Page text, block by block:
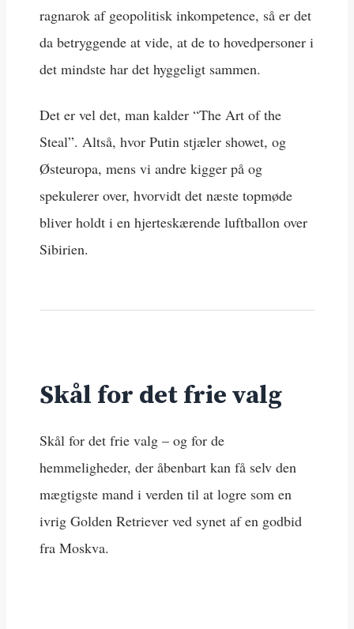
ragnarok af geopolitisk inkompetence, så er det
da betryggende at vide, at de to hovedpersoner i
det mindste har det hyggeligt sammen.
Det er vel det, man kalder “The Art of the
Steal”. Altså, hvor Putin stjæler showet, og
Østeuropa, mens vi andre kigger på og
spekulerer over, hvorvidt det næste topmøde
bliver holdt i en hjerteskærende luftballon over
Sibirien.
Skål for det frie valg
Skål for det frie valg – og for de
hemmeligheder, der åbenbart kan få selv den
mægtigste mand i verden til at logre som en
ivrig Golden Retriever ved synet af en godbid
fra Moskva.